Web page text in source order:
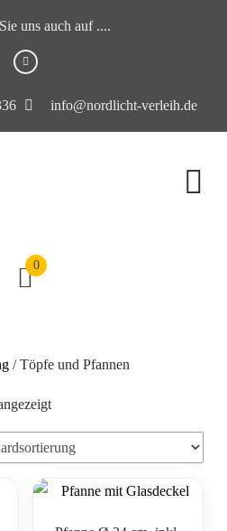
uns auch auf ....
info@nordlicht-verleih.de
0
/ Töpfe und Pfannen